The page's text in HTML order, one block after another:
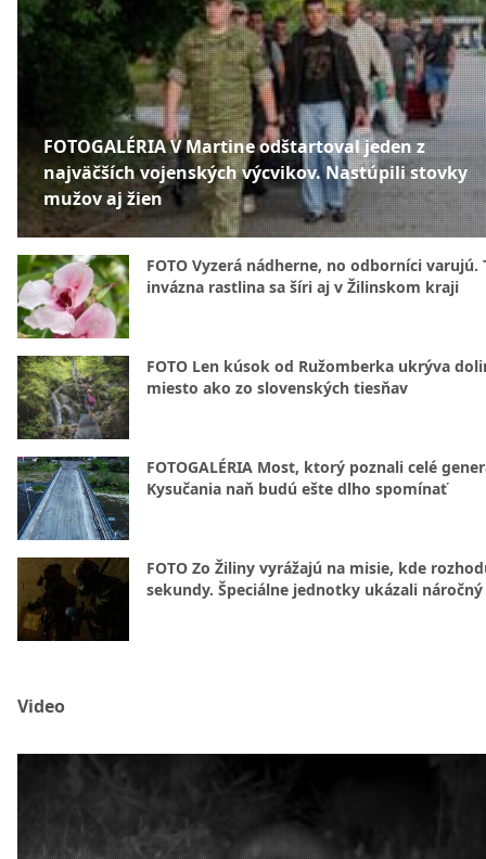
FOTOGALÉRIA V Martine odštartoval jeden z
najväčších vojenských výcvikov. Nastúpili stovky
mužov aj žien
FOTO Vyzerá nádherne, no odborníci varujú.
invázna rastlina sa šíri aj v Žilinskom kraji
FOTO Len kúsok od Ružomberka ukrýva
miesto ako zo slovenských tiesňav
FOTOGALÉRIA Most, ktorý poznali celé
Kysučania naň budú ešte dlho spomínať
FOTO Zo Žiliny vyrážajú na misie, kde
sekundy. Špeciálne jednotky ukázali
Video